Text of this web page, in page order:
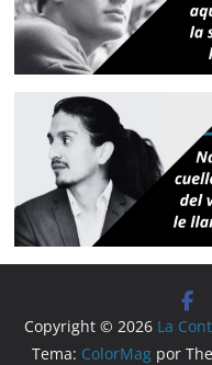
Copyright © 2026 La
Tema: ColorMagpor